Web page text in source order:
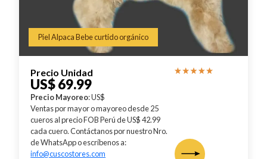
Piel Alpaca Bebe curtido orgánico
Precio Unidad
US$ 69.99
Precio Mayoreo: US$
Ventas por mayor o mayoreo desde 25
cueros al precio FOB Perú de US$ 42.99
cada cuero. Contáctanos por nuestro Nro.
de WhatsApp o escríbenos a:
info@cuscostores.com